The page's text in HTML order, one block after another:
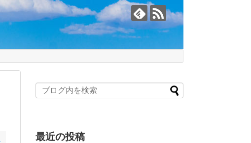
最近の投稿